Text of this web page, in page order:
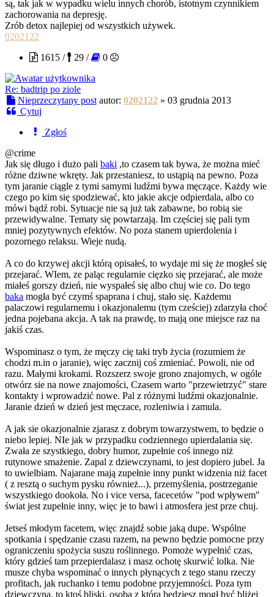
są, tak jak w wypadku wielu innych chorób, istotnym czynnikiem
zachorowania na depresję.
Zrób detox najlepiej od wszystkich używek.
0202122
1615 /
29 / 0
Re: badtrip po ziole
Nieprzeczytany post autor: 0202122» 03 grudnia 2013
Cytuj
Zgłoś
@crime
Jak się długo i dużo pali baki ,to czasem tak bywa, że można mieć
różne dziwne wkręty. Jak przestaniesz, to ustąpią na pewno. Poza
tym jaranie ciągle z tymi samymi ludźmi bywa męczące. Każdy wie
czego po kim się spodziewać, kto jakie akcje odpierdala, albo co
mówi bądź robi. Sytuacje nie są już tak zabawne, bo robią sie
przewidywalne. Tematy się powtarzają. Im częściej się pali tym
mniej pozytywnych efektów. No poza stanem upierdolenia i
pozornego relaksu. Wieje nudą.
A co do krzywej akcji którą opisałeś, to wydaje mi się że mogłeś się
przejarać. WIem, ze paląc regularnie cięzko się przejarać, ale może
miałeś gorszy dzień, nie wyspałeś się albo chuj wie co. Do tego
baka mogła być czymś spaprana i chuj, stało się. Każdemu
palaczowi regularnemu i okazjonalemu (tym cześciej) zdarzyła choć
jedna pojebana akcja. A tak na prawdę, to mają one miejsce raz na
jakiś czas.
Wspominasz o tym, że męczy cię taki tryb życia (rozumiem że
chodzi m.in o jaranie), więc zacznij coś zmieniać. Powoli, nie od
razu. Małymi krokami. Rozszerz swoje grono znajomych, w ogóle
otwórz sie na nowe znajomości, Czasem warto "przewietrzyć" stare
kontakty i wprowadzić nowe. Pal z różnymi ludźmi okazjonalnie.
Jaranie dzień w dzień jest męczace, rozleniwia i zamula.
A jak sie okazjonalnie zjarasz z dobrym towarzystwem, to będzie o
niebo lepiej. NIe jak w przypadku codziennego upierdalania się.
Zwała ze szystkiego, dobry humor, zupełnie coś innego niż
rutynowe smażenie. Zapal z dziewczynami, to jest dopiero jubel. Ja
to uwielbiam. Najarane mają zupełnie inny punkt widzenia niż facet
( z resztą o suchym pysku również...), przemyślenia, postrzeganie
wszystkiego dookoła. No i vice versa, facecetów "pod wpływem"
świat jest zupełnie inny, więc je to bawi i atmosfera jest prze chuj.
Jetseś młodym facetem, więc znajdź sobie jaką dupe. Wspólne
spotkania i spędzanie czasu razem, na pewno będzie pomocne przy
ograniczeniu spożycia suszu roślinnego. Pomoże wypełnić czas,
który gdzieś tam przepierdalasz i masz ochotę skurwić lolka. Nie
musze chyba wspominać o innych płynących z tego stanu rzeczy
profitach, jak ruchanko i temu podobne przyjemności. Poza tym
dziewczyna, to ktoś bliski, osoba z którą będziesz mogł być bliżej